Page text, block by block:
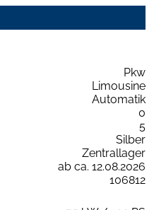
Pkw
Limousine
Automatik
0
5
Silber
Zentrallager
ab ca. 12.08.2026
106812